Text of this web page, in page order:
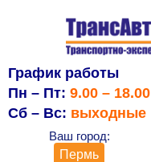
График работы
Пн – Пт: 9.00 – 18.00
Сб – Вс: выходные
Ваш город:
Пермь